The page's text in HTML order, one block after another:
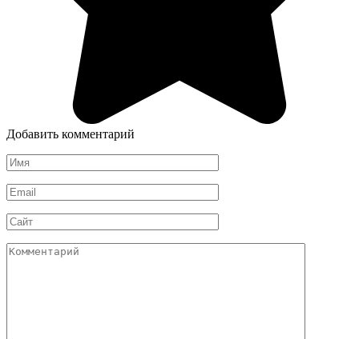
Добавить комментарий
Имя
*
Email
*
Сайт
Комментарий